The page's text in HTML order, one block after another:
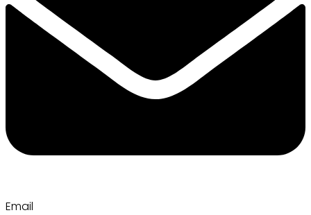
Email